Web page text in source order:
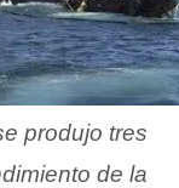
produjo tres
de la